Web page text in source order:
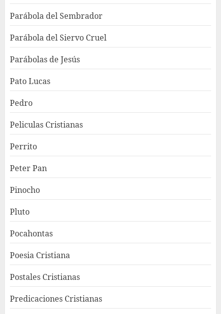
Parábola del Sembrador
Parábola del Siervo Cruel
Parábolas de Jesús
Pato Lucas
Pedro
Peliculas Cristianas
Perrito
Peter Pan
Pinocho
Pluto
Pocahontas
Poesia Cristiana
Postales Cristianas
Predicaciones Cristianas